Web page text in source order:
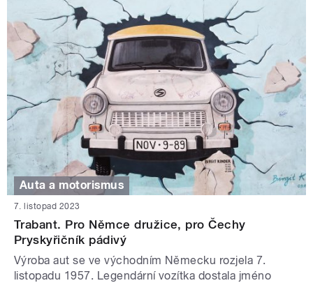
Auta a motorismus
7. listopad 2023
Trabant. Pro Němce družice, pro Čechy
Pryskyřičník pádivý
Výroba aut se ve východním Německu rozjela 7.
listopadu 1957. Legendární vozítka dostala jméno